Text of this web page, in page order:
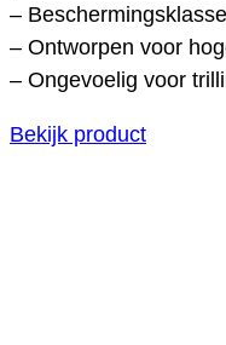
–
– Ontworpen voor
– Ongevoelig voor
Bekijk product